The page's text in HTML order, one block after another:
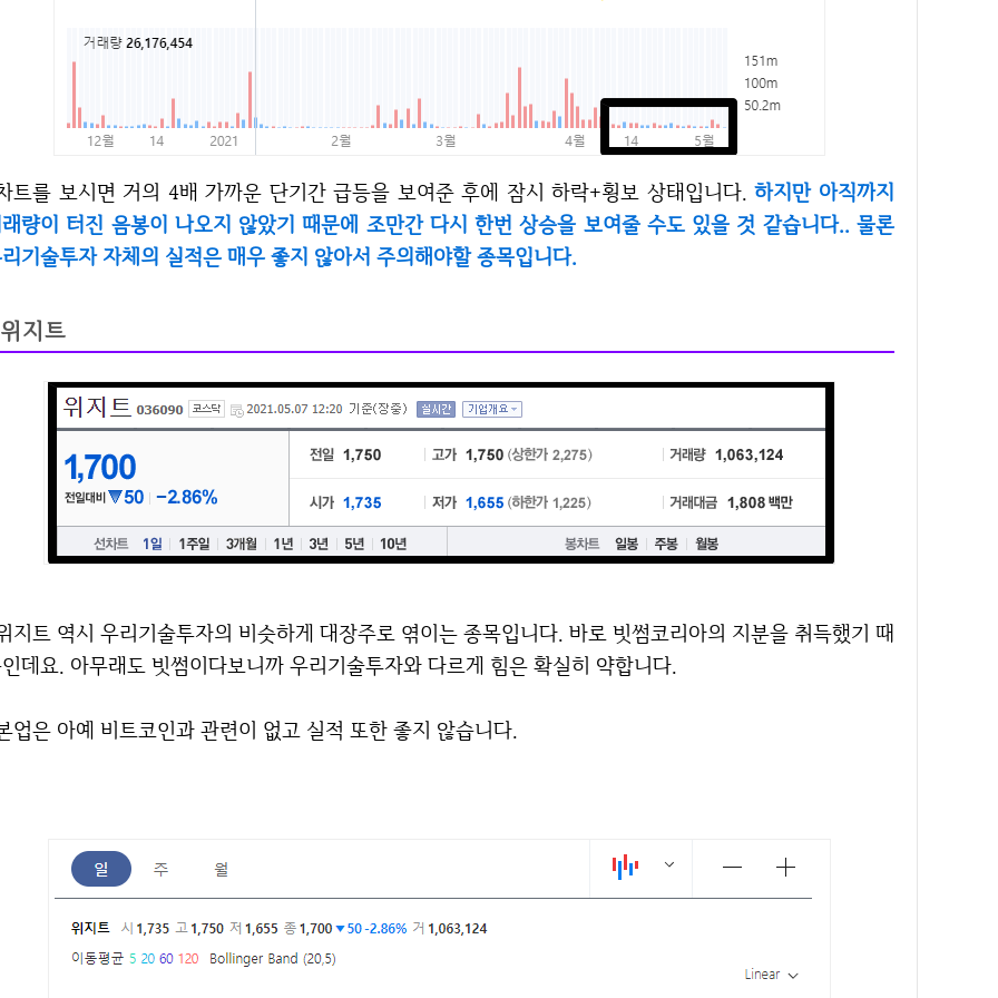
차트를 보시면 거의 4배 가까운 단기간 급등을 보여준 후에 잠시 하락+횡보 상태입니다. 하지만 아직까지
량이 터진 음봉이 나오지 않았기 때문에 조만간 다시 한번 상승을 보여줄 수도 있을 것 같습니다.. 물론
기술투자 자체의 실적은 매우 좋지 않아서 주의해야할 종목입니다.
위지트
. 바로 빗썸코리아의 지분을 취득했기 때
데요. 아무래도 빗썸이다보니까 우리기술투자와 다르게 힘은 확실히 약합니다.
본업은 아예 비트코인과 관련이 없고 실적 또한 좋지 않습니다.